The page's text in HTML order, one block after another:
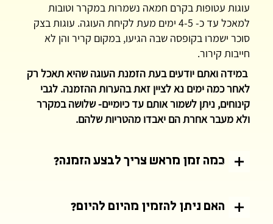
במידה ואתם יודעים בעת הזמנת העוגה שהיא תאכל רק
לאחר כמה ימים נא לציין זאת בהערות ההזמנה. לגבי
קינוחים, ניתן לשמור אותם עד כיומיים- שלושה במקרר
ולא מעבר אחרת הם יאבדו מהטריות שלהם.
עוגות עטופות בקרם חמאה נשמרות במקרר וטובות
למאכל עד כ- 4-5 ימים מעת לקיחת העוגה. עוגות בצק
סוכר ישמרו בקופסה שבה הגיעו, במקום קריר והן לא
חייבות קירור.
כמה זמן מראש צריך לבצע הזמנה?
האם ניתן להזמין מהיום להיום?